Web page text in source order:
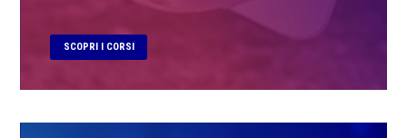
SCOPRI I CORSI